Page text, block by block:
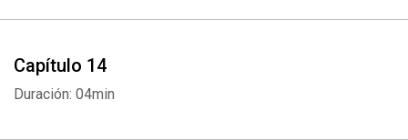
Capítulo 14
Duración: 04min